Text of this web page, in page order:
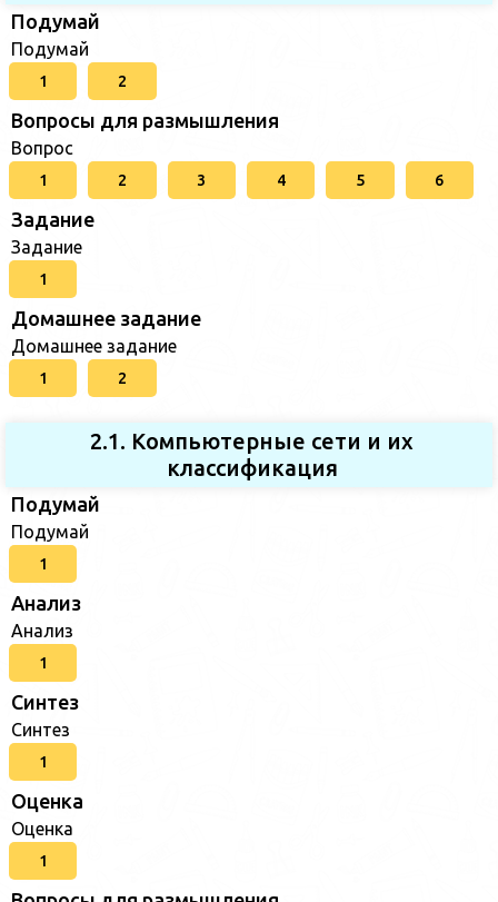
Подумай
Подумай
1 2
Вопросы для размышления
Вопрос
1 2 3 4 5 6
Задание
Задание
1
Домашнее задание
Домашнее задание
1 2
2.1. Компьютерные сети и их
классификация
Подумай
Подумай
1
Анализ
Анализ
1
Синтез
Синтез
1
Оценка
Оценка
1